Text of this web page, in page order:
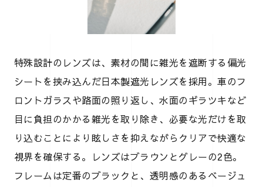
特殊設計のレンズは、素材の間に雑光を遮断する偏光
シートを挟み込んだ日本製遮光レンズを採用。車のフ
ロントガラスや路面の照り返し、水面のギラツキなど
目に負担のかかる雑光を取り除き、必要な光だけを取
り込むことにより眩しさを抑えながらクリアで快適な
視界を確保する。レンズはブラウンとグレーの2色。
フレームは定番のブラックと、透明感のあるベージュ